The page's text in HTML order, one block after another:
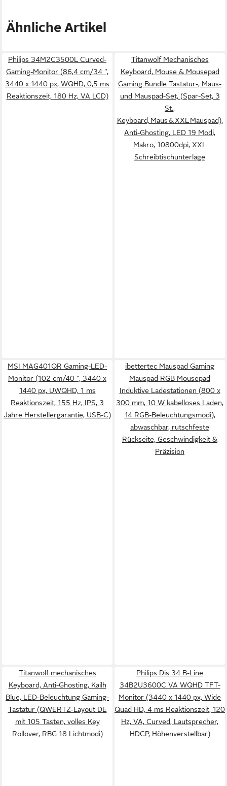
Ähnliche Artikel
Philips 34M2C3500L Curved-
Gaming-Monitor (86,4 cm/34 ",
3440 x 1440 px, WQHD, 0,5 ms
Reaktionszeit, 180 Hz, VA LCD)
Titanwolf Mechanisches
Keyboard, Mouse & Mousepad
Gaming Bundle Tastatur-, Maus-
und Mauspad-Set, (Spar-Set, 3
St.,
Keyboard, Maus & XXL Mauspad),
Anti-Ghosting, LED 19 Modi,
Makro, 10800dpi, XXL
Schreibtischunterlage
MSI MAG401QR Gaming-LED-
Monitor (102 cm/40 ", 3440 x
1440 px, UWQHD, 1 ms
Reaktionszeit, 155 Hz, IPS, 3
Jahre Herstellergarantie, USB-C)
ibettertec Mauspad Gaming
Mauspad RGB Mousepad
Induktive Ladestationen (800 x
300 mm, 10 W kabelloses Laden,
14 RGB-Beleuchtungsmodi),
abwaschbar, rutschfeste
Rückseite, Geschwindigkeit &
Präzision
Titanwolf mechanisches
Keyboard, Anti-Ghosting, Kailh
Blue, LED-Beleuchtung Gaming-
Tastatur (QWERTZ-Layout DE
mit 105 Tasten, volles Key
Rollover, RBG 18 Lichtmodi)
Philips Dis 34 B-Line
34B2U3600C VA WQHD TFT-
Monitor (3440 x 1440 px, Wide
Quad HD, 4 ms Reaktionszeit, 120
Hz, VA, Curved, Lautsprecher,
HDCP, Höhenverstellbar)